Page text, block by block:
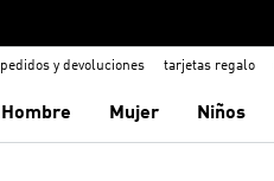
pedidos y devoluciones tarjetas regalo
Hombre Mujer Niños